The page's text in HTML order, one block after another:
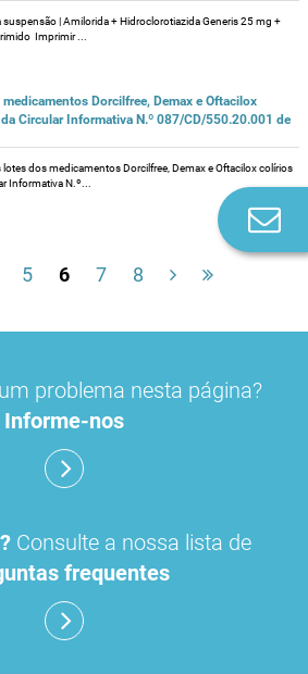
| Amilorida + Hidroclorotiazida Generis 25 mg +
Imprimir ...
Dorcilfree, Demax e Oftacilox
Circular Informativa N.º 087/CD/550.20.001 de
dos medicamentos Dorcilfree, Demax e Oftacilox colírios
Informativa N.º...
5 6 7 8
problema nesta página?
Informe-nos
Consulte a nossa lista de
frequentes